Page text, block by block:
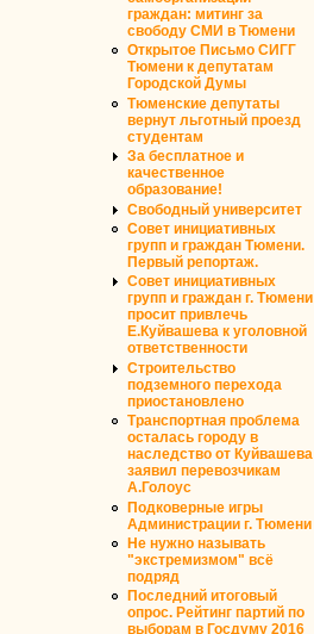
граждан: митинг за
свободу СМИ в Тюмени
Открытое Письмо СИГГ
Тюмени к депутатам
Городской Думы
Тюменские депутаты
вернут льготный проезд
студентам
За бесплатное и
качественное
образование!
Свободный университет
Совет инициативных
групп и граждан Тюмени.
Первый репортаж.
Совет инициативных
групп и граждан г. Тюмени
просит привлечь
Е.Куйвашева к уголовной
ответственности
Строительство
подземного перехода
приостановлено
Транспортная проблема
осталась городу в
наследство от Куйвашева
заявил перевозчикам
А.Голоус
Подковерные игры
Администрации г. Тюмени
Не нужно называть
"экстремизмом" всё
подряд
Последний итоговый
опрос. Рейтинг партий по
выборам в Госдуму 2016